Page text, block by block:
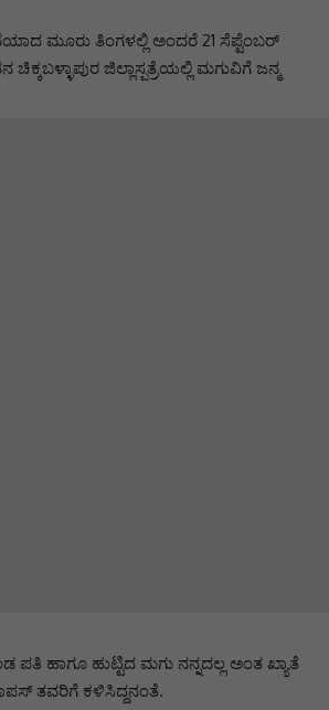
ಮೂರು ತಿಂಗಳಲ್ಲಿ ಅಂದರೆ 21 ಸೆಪ್ಟೆಂಬರ್
ಚಿಕ್ಕಬಳ್ಳಾಪುರ ಜಿಲ್ಲಾಸ್ಪತ್ರೆಯಲ್ಲಿ ಮಗುವಿಗೆ ಜನ್ಮ
ಪತಿ ಹಾಗೂ ಹುಟ್ಟಿದ ಮಗು ನನ್ನದಲ್ಲ ಅಂತ ಖ್ಯಾತೆ
ತವರಿಗೆ ಕಳಿಸಿದ್ದನಂತೆ.